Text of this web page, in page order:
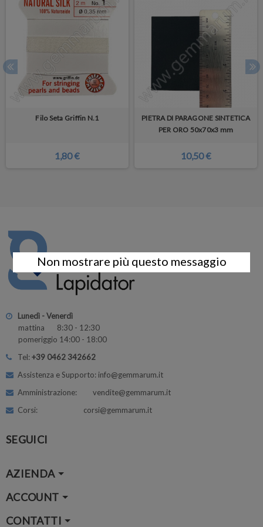
Filo Seta Griffin N.1
1,80 €
PIETRA DI PARAGONE SINTETICA
PER ORO 50x70x3 mm
10,50 €
Lunedì - Venerdì
mattina 8:30 - 12:30
pomeriggio 14:00 - 18:00
Tel:+39 0462 342662
Assistenza e Supporto: info@gemmarum.it
Amministrazione: vendite@gemmarum.it
Corsi: corsi@gemmarum.it
SEGUICI
AZIENDA
ACCOUNT
CONTATTI
Non mostrare più questo messaggio